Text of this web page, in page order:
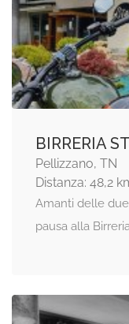
BIRRERIA
Pellizzano, TN
Distanza: 48,2
Amanti delle
pausa alla